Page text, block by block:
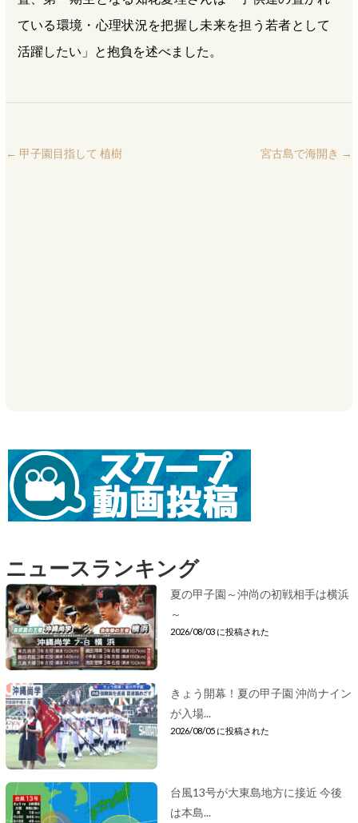
ている環境・心理状況を把握し未来を担う若者として
活躍したい」と抱負を述べました。
← 甲子園目指して 植樹 宮古島で海開き →
ニュースランキング
夏の甲子園～沖尚の初戦相手は横浜
～
2026/08/03 に投稿された
きょう開幕！夏の甲子園 沖尚ナイン
が入場...
2026/08/05 に投稿された
台風13号が大東島地方に接近 今後
は本島...